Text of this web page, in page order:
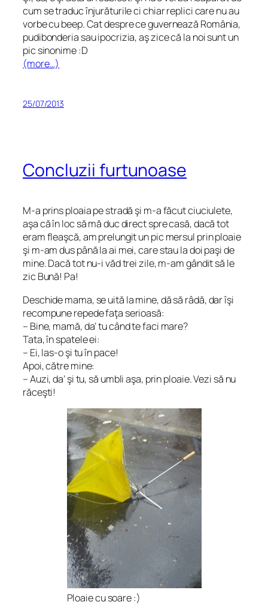
cum se traduc înjurăturile ci chiar replici care nu au
vorbe cu beep. Cat despre ce guvernează România,
pudibonderia sau ipocrizia, aş zice că la noi sunt un
pic sinonime :D
(more…)
25/07/2013
Concluzii furtunoase
M-a prins ploaia pe stradă şi m-a făcut ciuciulete,
aşa că în loc să mă duc direct spre casă, dacă tot
eram fleaşcă, am prelungit un pic mersul prin ploaie
şi m-am dus până la ai mei, care stau la doi paşi de
mine. Dacă tot nu-i văd trei zile, m-am gândit să le
zic Bună! Pa!
Deschide mama, se uită la mine, dă să râdă, dar îşi
recompune repede faţa serioasă:
– Bine, mamă, da’ tu când te faci mare?
Tata, în spatele ei:
– Ei, las-o şi tu în pace!
Apoi, către mine:
– Auzi, da’ şi tu, să umbli aşa, prin ploaie. Vezi să nu
răceşti!
Ploaie cu soare :)